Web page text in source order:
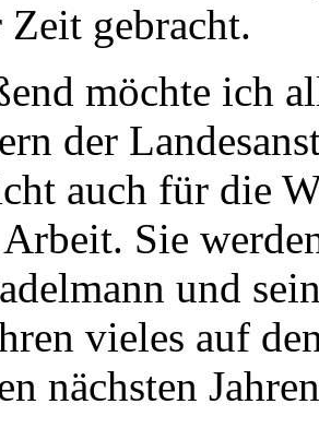
Zeit gebracht.
möchte ich
der
auch für die
Sie
und
vieles auf
nächsten